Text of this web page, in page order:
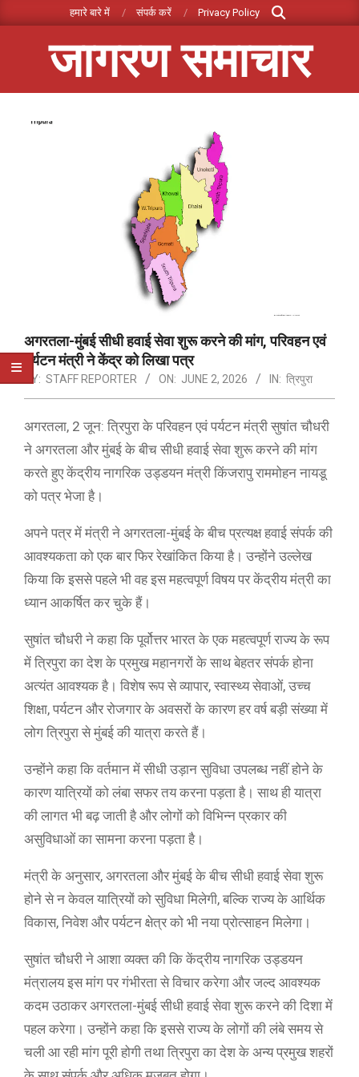
to
हमारे बारे में संपर्क करें Privacy Policy
Search
जागरण समाचार
Navigation
अगरतला-मुंबई सीधी हवाई सेवा शुरू करने की मांग, परिवहन एवं
पर्यटन मंत्री ने केंद्र को लिखा पत्र
BY: STAFF REPORTER ON: JUNE 2, 2026 IN: त्रिपुरा
अगरतला, 2 जून: त्रिपुरा के परिवहन एवं पर्यटन मंत्री सुषांत चौधरी
ने अगरतला और मुंबई के बीच सीधी हवाई सेवा शुरू करने की मांग
करते हुए केंद्रीय नागरिक उड्डयन मंत्री किंजरापु राममोहन नायडू
को पत्र भेजा है।
अपने पत्र में मंत्री ने अगरतला-मुंबई के बीच प्रत्यक्ष हवाई संपर्क की
आवश्यकता को एक बार फिर रेखांकित किया है। उन्होंने उल्लेख
किया कि इससे पहले भी वह इस महत्वपूर्ण विषय पर केंद्रीय मंत्री का
ध्यान आकर्षित कर चुके हैं।
सुषांत चौधरी ने कहा कि पूर्वोत्तर भारत के एक महत्वपूर्ण राज्य के रूप
में त्रिपुरा का देश के प्रमुख महानगरों के साथ बेहतर संपर्क होना
अत्यंत आवश्यक है। विशेष रूप से व्यापार, स्वास्थ्य सेवाओं, उच्च
शिक्षा, पर्यटन और रोजगार के अवसरों के कारण हर वर्ष बड़ी संख्या में
लोग त्रिपुरा से मुंबई की यात्रा करते हैं।
उन्होंने कहा कि वर्तमान में सीधी उड़ान सुविधा उपलब्ध नहीं होने के
कारण यात्रियों को लंबा सफर तय करना पड़ता है। साथ ही यात्रा
की लागत भी बढ़ जाती है और लोगों को विभिन्न प्रकार की
असुविधाओं का सामना करना पड़ता है।
मंत्री के अनुसार, अगरतला और मुंबई के बीच सीधी हवाई सेवा शुरू
होने से न केवल यात्रियों को सुविधा मिलेगी, बल्कि राज्य के आर्थिक
विकास, निवेश और पर्यटन क्षेत्र को भी नया प्रोत्साहन मिलेगा।
सुषांत चौधरी ने आशा व्यक्त की कि केंद्रीय नागरिक उड्डयन
मंत्रालय इस मांग पर गंभीरता से विचार करेगा और जल्द आवश्यक
कदम उठाकर अगरतला-मुंबई सीधी हवाई सेवा शुरू करने की दिशा में
पहल करेगा। उन्होंने कहा कि इससे राज्य के लोगों की लंबे समय से
चली आ रही मांग पूरी होगी तथा त्रिपुरा का देश के अन्य प्रमुख शहरों